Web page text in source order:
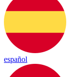
español